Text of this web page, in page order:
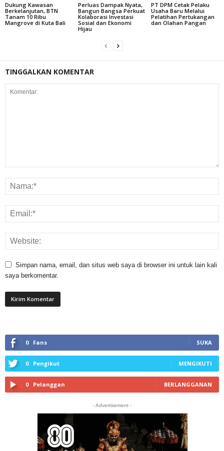
Dukung Kawasan
Berkelanjutan, BTN
Tanam 10 Ribu
Mangrove di Kuta Bali
Perluas Dampak Nyata,
Bangun Bangsa Perkuat
Kolaborasi Investasi
Sosial dan Ekonomi
Hijau
PT DPM Cetak Pelaku
Usaha Baru Melalui
Pelatihan Pertukangan
dan Olahan Pangan
TINGGALKAN KOMENTAR
Simpan nama, email, dan situs web saya di browser ini untuk lain kali
saya berkomentar.
0 Fans SUKA
0 Pengikut MENGIKUTI
0 Pelanggan BERLANGGANAN
- Advertisement -